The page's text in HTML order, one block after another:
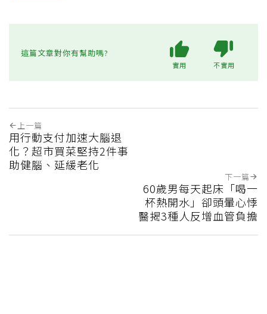
這篇文章對你有幫助嗎?
實用 不實用
上一篇
用行動支付加速大腦退
化？超市買菜堅持2件事
助健腦、延緩老化
下一篇
60歲男每天起床「喝一
杯熱開水」卻頭暈心悸
醫揭3種人反增血管負擔